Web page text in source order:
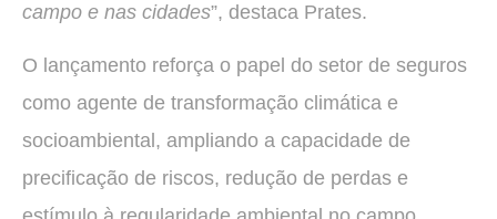
campo e nas cidades”, destaca Prates.
O lançamento reforça o papel do setor de seguros
como agente de transformação climática e
socioambiental, ampliando a capacidade de
precificação de riscos, redução de perdas e